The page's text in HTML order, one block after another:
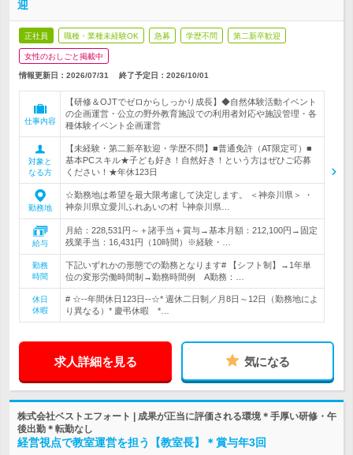
迎
正社員 職種・業種未経験OK 急募 学歴不問 第二新卒歓迎
女性のおしごと掲載中
情報更新日：2026/07/31 終了予定日： 2026/10/01
仕事内容
【研修＆OJTでゼロからしっかり成長】◆自然体験活動イベント
の企画運営・公立の野外教育施設での利用者対応や施設管理・各
種体験イベント企画運営
対象と
なる方
【未経験・第二新卒歓迎・学歴不問】■普通免許（AT限定可）■
基本PCスキル★子ども好き！自然好き！という方はぜひご応募
ください！★年休123日
勤務地
☆勤務地は希望を最大限考慮して決定します。 ＜神奈川県＞ ・
神奈川県立愛川ふれあいの村 └神奈川県…
給与
月給：228,531円～＋諸手当＋賞与→基本月額：212,100円→固定
残業手当：16,431円（10時間）※経験・…
勤務
時間
下記いずれかの形態での勤務となります# 【シフト制】→1年単
位の変形労働時間制→勤務時間例 A勤務：…
休日
休暇
# ☆--年間休日123日--☆* 週休二日制／月8日～12日（勤務地によ
り異なる）* 慶弔休暇 *…
求人詳細を見る 気になる
株式会社ベストエフォート | 成果が正当に評価される環境＊手厚い研修・午
後出勤＊転勤なし
経営視点で教室運営を担う【教室長】＊賞与年3回